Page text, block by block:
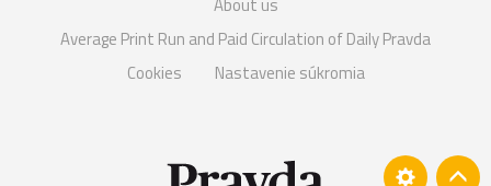
Average Print Run and Paid Circulation of Daily Pravda
Cookies
Nastavenie súkromia